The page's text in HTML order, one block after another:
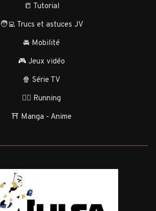
📒 Tutorial
🧑‍💻 Trucs et astuces JV
🚘 Mobilité
🎮 Jeux vidéo
🍿 Série TV
🏃‍♂️ Running
⛩️ Manga - Anime